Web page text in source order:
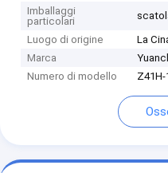
Imballaggi
particolari
Luogo di origine
La
Marca
Numero di modello
Z41H-